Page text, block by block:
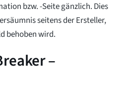
bzw. -Seite gänzlich. Dies
seitens der Ersteller,
behoben wird.
–